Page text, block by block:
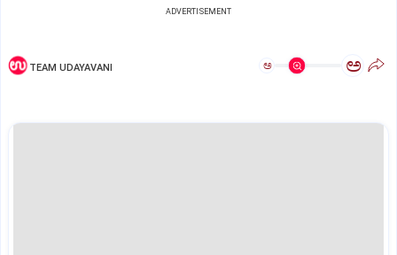
ADVERTISEMENT
TEAM UDAYAVANI ಅ ಅ